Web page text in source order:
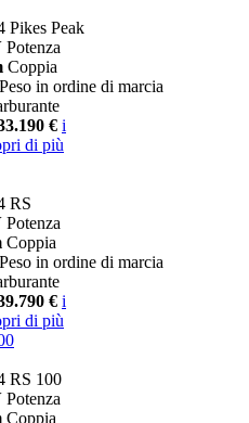
Pikes Peak
Potenza
Coppia
Peso in ordine di marcia
€ i
di più
RS
Potenza
Coppia
Peso in ordine di marcia
€ i
di più
RS 100
Potenza
Coppia